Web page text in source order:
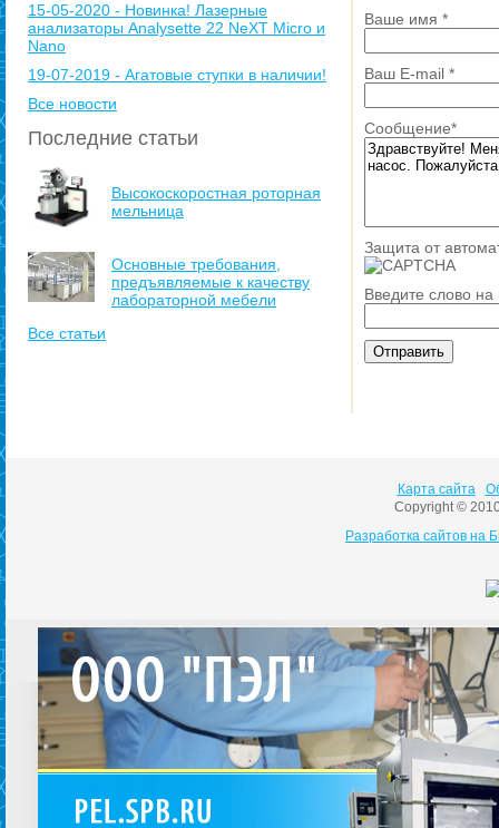
15-05-2020 - Новинка! Лазерные
анализаторы Analysette 22 NeXT Micro и
Nano
19-07-2019 - Агатовые ступки в наличии!
Все новости
Последние статьи
Высокоскоростная роторная
мельница
Основные требования,
предъявляемые к качеству
лабораторной мебели
Все статьи
Ваше имя *
Ваш E-mail *
Сообщение*
Защита от
Введите слово на
Карта сайта
Copyright ©
Разработка сайтов на